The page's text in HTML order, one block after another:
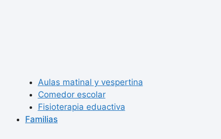
Aulas matinal y vespertina
Comedor escolar
Fisioterapia eduactiva
Familias